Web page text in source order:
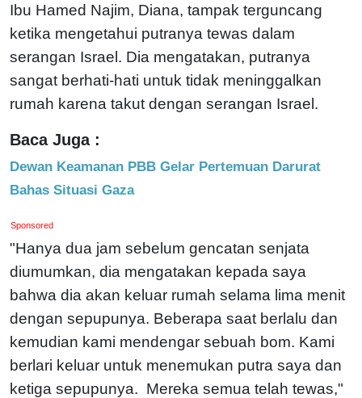
Ibu Hamed Najim, Diana, tampak terguncang
ketika mengetahui putranya tewas dalam
serangan Israel. Dia mengatakan, putranya
sangat berhati-hati untuk tidak meninggalkan
rumah karena takut dengan serangan Israel.
Baca Juga :
Dewan Keamanan PBB Gelar Pertemuan Darurat
Bahas Situasi Gaza
Sponsored
"Hanya dua jam sebelum gencatan senjata
diumumkan, dia mengatakan kepada saya
bahwa dia akan keluar rumah selama lima menit
dengan sepupunya. Beberapa saat berlalu dan
kemudian kami mendengar sebuah bom. Kami
berlari keluar untuk menemukan putra saya dan
ketiga sepupunya. Mereka semua telah tewas,"